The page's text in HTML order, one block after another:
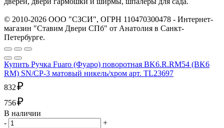
© 2010-2026 ООО "СЗСИ", ОГРН 110470300478 - Интернет-
магазин "Ставим Двери СПб" от Анатолия в Санкт-
Петербурге.
Купить Ручка Fuaro (Фуаро) поворотная BK6.R.RM54 (BK6
RM) SN/CP-3 матовый никель/хром арт. TL23697
832₽
756₽
В наличии
-
+